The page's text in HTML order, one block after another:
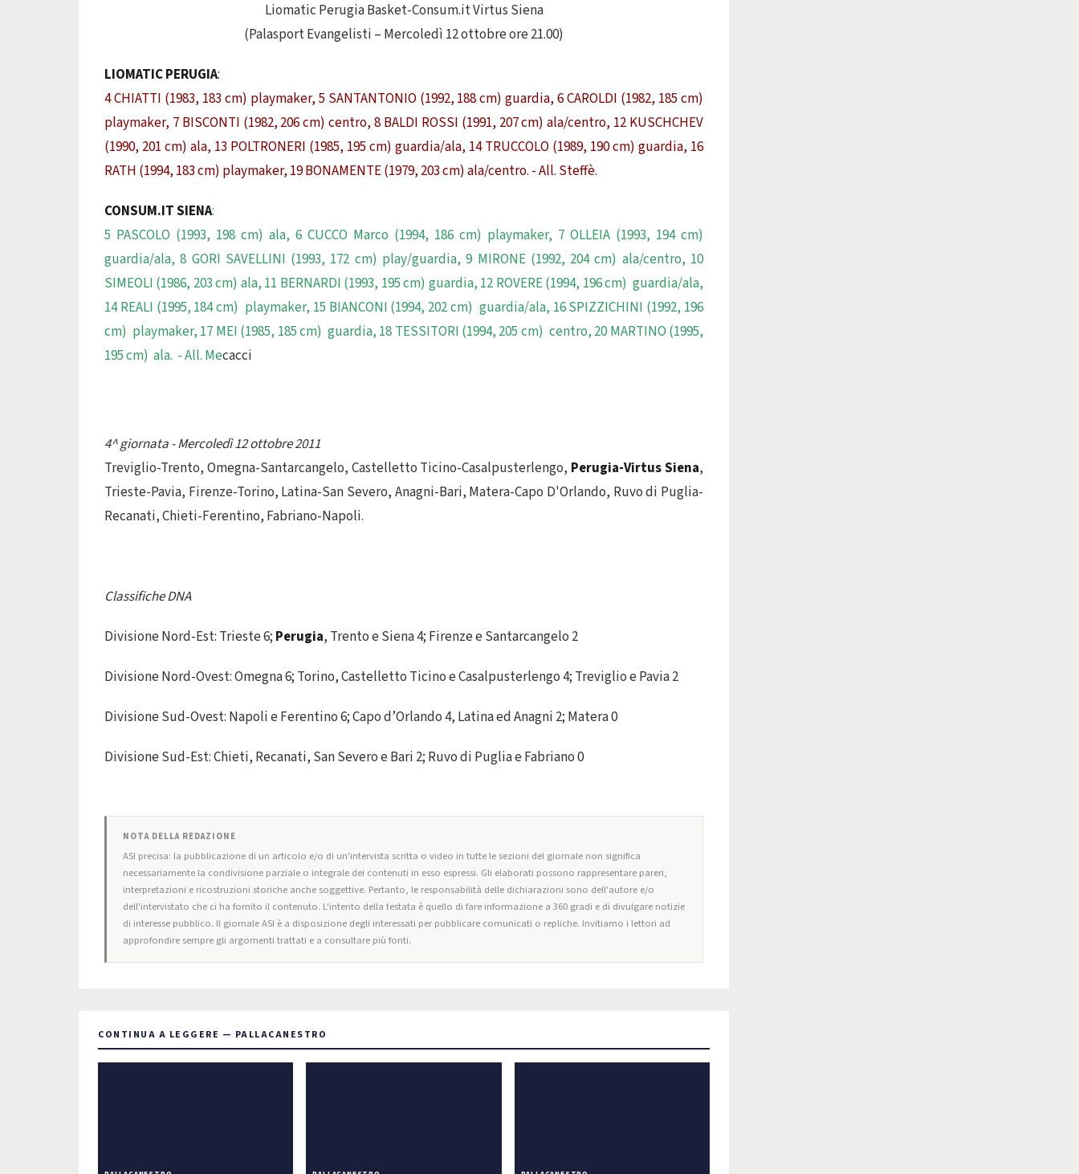
Liomatic Perugia Basket-Consum.it Virtus Siena
(Palasport Evangelisti – Mercoledì 12 ottobre ore 21.00)
LIOMATIC PERUGIA:
4 CHIATTI (1983, 183 cm) playmaker, 5 SANTANTONIO (1992, 188 cm) guardia, 6 CAROLDI (1982, 185 cm)
playmaker, 7 BISCONTI (1982, 206 cm) centro, 8 BALDI ROSSI (1991, 207 cm) ala/centro, 12 KUSCHCHEV
(1990, 201 cm) ala, 13 POLTRONERI (1985, 195 cm) guardia/ala, 14 TRUCCOLO (1989, 190 cm) guardia, 16
RATH (1994, 183 cm) playmaker, 19 BONAMENTE (1979, 203 cm) ala/centro. - All. Steffè.
CONSUM.IT SIENA:
5 PASCOLO (1993, 198 cm) ala, 6 CUCCO Marco (1994, 186 cm) playmaker, 7 OLLEIA (1993, 194 cm)
guardia/ala, 8 GORI SAVELLINI (1993, 172 cm) play/guardia, 9 MIRONE (1992, 204 cm) ala/centro, 10
SIMEOLI (1986, 203 cm) ala, 11 BERNARDI (1993, 195 cm) guardia, 12 ROVERE (1994, 196 cm) guardia/ala,
14 REALI (1995, 184 cm) playmaker, 15 BIANCONI (1994, 202 cm) guardia/ala, 16 SPIZZICHINI (1992, 196
cm) playmaker, 17 MEI (1985, 185 cm) guardia, 18 TESSITORI (1994, 205 cm) centro, 20 MARTINO (1995,
195 cm) ala. - All. Mecacci
4^ giornata - Mercoledì 12 ottobre 2011
Treviglio-Trento, Omegna-Santarcangelo, Castelletto Ticino-Casalpusterlengo, Perugia-Virtus Siena,
Trieste-Pavia, Firenze-Torino, Latina-San Severo, Anagni-Bari, Matera-Capo D'Orlando, Ruvo di Puglia-
Recanati, Chieti-Ferentino, Fabriano-Napoli.
Classifiche DNA
Divisione Nord-Est: Trieste 6; Perugia, Trento e Siena 4; Firenze e Santarcangelo 2
Divisione Nord-Ovest: Omegna 6; Torino, Castelletto Ticino e Casalpusterlengo 4; Treviglio e Pavia 2
Divisione Sud-Ovest: Napoli e Ferentino 6; Capo d’Orlando 4, Latina ed Anagni 2; Matera 0
Divisione Sud-Est: Chieti, Recanati, San Severo e Bari 2; Ruvo di Puglia e Fabriano 0
NOTA DELLA REDAZIONE
ASI precisa: la pubblicazione di un articolo e/o di un'intervista scritta o video in tutte le sezioni del giornale non significa
necessariamente la condivisione parziale o integrale dei contenuti in esso espressi. Gli elaborati possono rappresentare pareri,
interpretazioni e ricostruzioni storiche anche soggettive. Pertanto, le responsabilità delle dichiarazioni sono dell'autore e/o
dell'intervistato che ci ha fornito il contenuto. L'intento della testata è quello di fare informazione a 360 gradi e di divulgare notizie
di interesse pubblico. Il giornale ASI è a disposizione degli interessati per pubblicare comunicati o repliche. Invitiamo i lettori ad
approfondire sempre gli argomenti trattati e a consultare più fonti.
CONTINUA A LEGGERE — PALLACANESTRO